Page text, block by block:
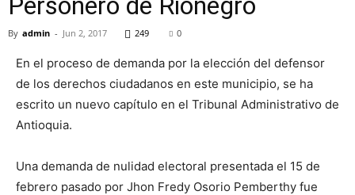
By admin - Jun 2, 2017 249 0
En el proceso de demanda por la elección del defensor
de los derechos ciudadanos en este municipio, se ha
escrito un nuevo capítulo en el Tribunal Administrativo de
Antioquia.
Una demanda de nulidad electoral presentada el 15 de
febrero pasado por Jhon Fredy Osorio Pemberthy fue